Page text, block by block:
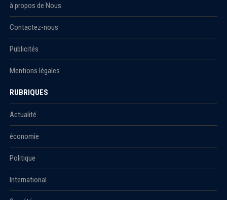
à propos de Nous
Contactez-nous
Publicités
Mentions légales
RUBRIQUES
Actualité
économie
Politique
International